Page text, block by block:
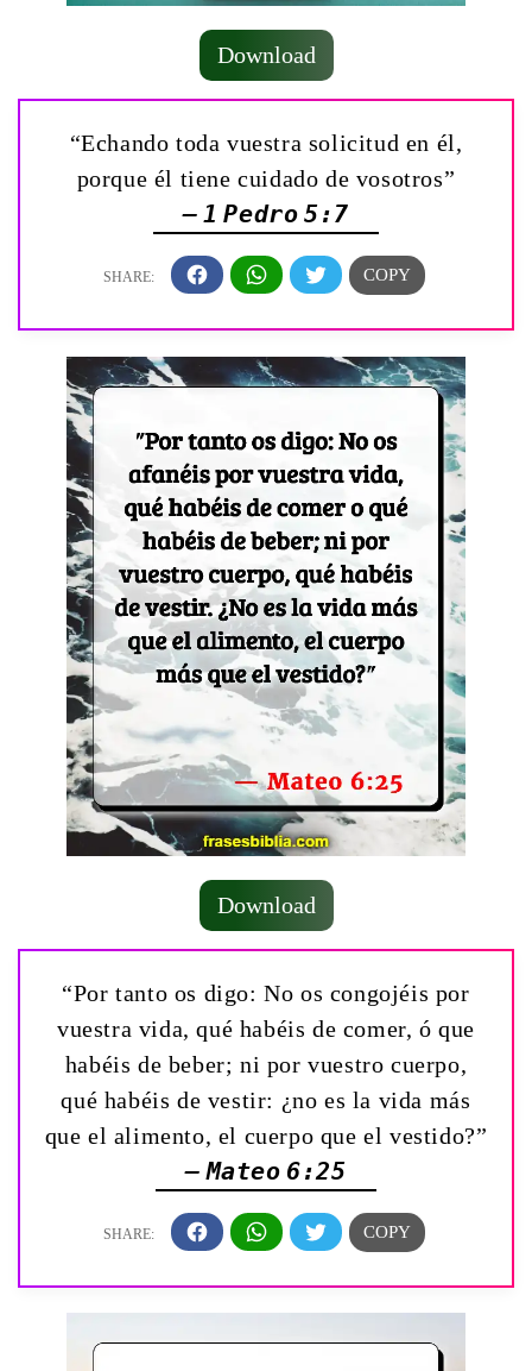
Download
“Echando toda vuestra solicitud en él,
porque él tiene cuidado de vosotros”
— 1 Pedro 5:7
Download
“Por tanto os digo: No os congojéis por
vuestra vida, qué habéis de comer, ó que
habéis de beber; ni por vuestro cuerpo,
qué habéis de vestir: ¿no es la vida más
que el alimento, el cuerpo que el vestido?”
— Mateo 6:25